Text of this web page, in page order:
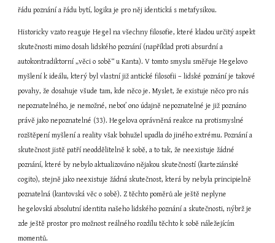
řádu poznání a řádu bytí, logika je pro něj identická s metafysikou.
Historicky vzato reaguje Hegel na všechny filosofie, které kladou určitý aspekt
skutečnosti mimo dosah lidského poznání (například proti absurdní a
autokontradiktorní „věci o sobě“ u Kanta). V tomto smyslu směřuje Hegelovo
myšlení k ideálu, který byl vlastní již antické filosofii – lidské poznání je takové
povahy, že dosahuje všude tam, kde něco je. Myslet, že existuje něco pro nás
nepoznatelného, je nemožné, neboť ono údajně nepoznatelné je již poznáno
právě jako nepoznatelné (33). Hegelova oprávněná reakce na protismyslné
rozštěpení myšlení a reality však bohužel upadla do jiného extrému. Poznání a
skutečnost jistě patří neoddělitelně k sobě, a to tak, že neexistuje žádné
poznání, které by nebylo aktualizováno nějakou skutečností (karteziánské
cogito), stejně jako neexistuje žádná skutečnost, která by nebyla principielně
poznatelná (kantovská věc o sobě). Z těchto poměrů ale ještě neplyne
hegelovská absolutní identita našeho lidského poznání a skutečnosti, nýbrž je
zde ještě prostor pro možnost reálného rozdílu těchto k sobě náležejícím
momentů.